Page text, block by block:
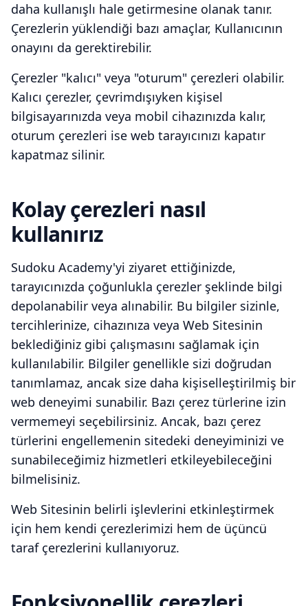
daha kullanışlı hale getirmesine olanak tanır.
Çerezlerin yüklendiği bazı amaçlar, Kullanıcının
onayını da gerektirebilir.
Çerezler "kalıcı" veya "oturum" çerezleri olabilir.
Kalıcı çerezler, çevrimdışıyken kişisel
bilgisayarınızda veya mobil cihazınızda kalır,
oturum çerezleri ise web tarayıcınızı kapatır
kapatmaz silinir.
Kolay çerezleri nasıl
kullanırız
Sudoku Academy'yi ziyaret ettiğinizde,
tarayıcınızda çoğunlukla çerezler şeklinde bilgi
depolanabilir veya alınabilir. Bu bilgiler sizinle,
tercihlerinize, cihazınıza veya Web Sitesinin
beklediğiniz gibi çalışmasını sağlamak için
kullanılabilir. Bilgiler genellikle sizi doğrudan
tanımlamaz, ancak size daha kişiselleştirilmiş bir
web deneyimi sunabilir. Bazı çerez türlerine izin
vermemeyi seçebilirsiniz. Ancak, bazı çerez
türlerini engellemenin sitedeki deneyiminizi ve
sunabileceğimiz hizmetleri etkileyebileceğini
bilmelisiniz.
Web Sitesinin belirli işlevlerini etkinleştirmek
için hem kendi çerezlerimizi hem de üçüncü
taraf çerezlerini kullanıyoruz.